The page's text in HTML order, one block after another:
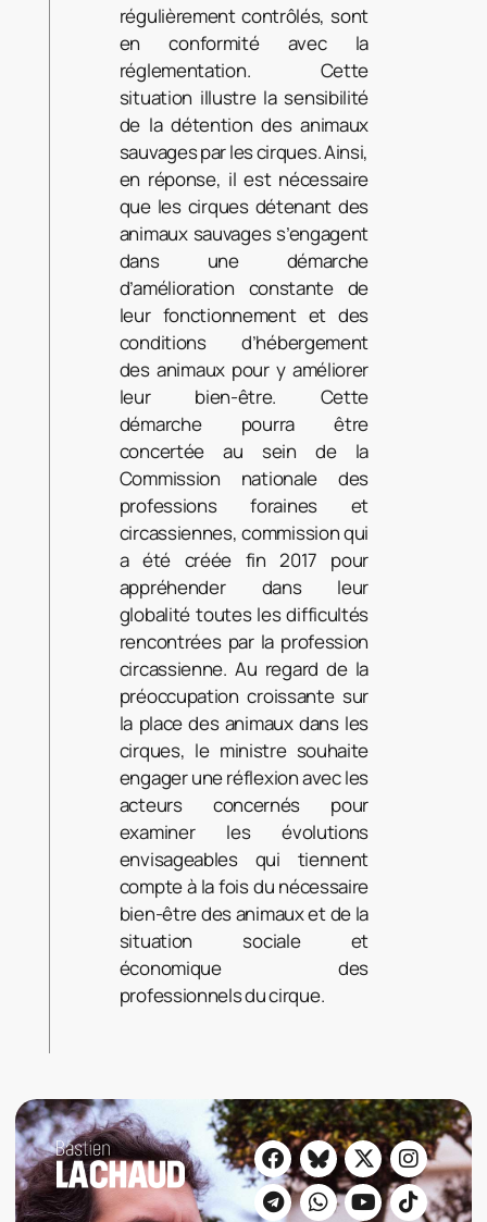
régulièrement contrôlés, sont
en conformité avec la
réglementation. Cette
situation illustre la sensibilité
de la détention des animaux
sauvages par les cirques. Ainsi,
en réponse, il est nécessaire
que les cirques détenant des
animaux sauvages s’engagent
dans une démarche
d’amélioration constante de
leur fonctionnement et des
conditions d’hébergement
des animaux pour y améliorer
leur bien-être. Cette
démarche pourra être
concertée au sein de la
Commission nationale des
professions foraines et
circassiennes, commission qui
a été créée fin 2017 pour
appréhender dans leur
globalité toutes les difficultés
rencontrées par la profession
circassienne. Au regard de la
préoccupation croissante sur
la place des animaux dans les
cirques, le ministre souhaite
engager une réflexion avec les
acteurs concernés pour
examiner les évolutions
envisageables qui tiennent
compte à la fois du nécessaire
bien-être des animaux et de la
situation sociale et
économique des
professionnels du cirque.